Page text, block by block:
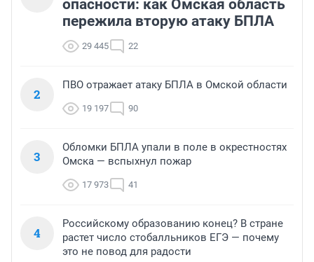
опасности: как Омская область
пережила вторую атаку БПЛА
29 445 22
2
ПВО отражает атаку БПЛА в Омской области
19 197 90
3
Обломки БПЛА упали в поле в окрестностях
Омска — вспыхнул пожар
17 973 41
4
Российскому образованию конец? В стране
растет число стобалльников ЕГЭ — почему
это не повод для радости